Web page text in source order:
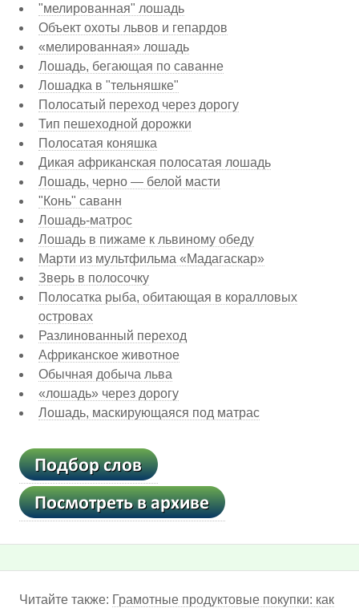
"мелированная" лошадь
Объект охоты львов и гепардов
«мелированная» лошадь
Лошадь, бегающая по саванне
Лошадка в "тельняшке"
Полосатый переход через дорогу
Тип пешеходной дорожки
Полосатая коняшка
Дикая африканская полосатая лошадь
Лошадь, черно — белой масти
"Конь" саванн
Лошадь-матрос
Лошадь в пижаме к львиному обеду
Марти из мультфильма «Мадагаскар»
Зверь в полосочку
Полосатка рыба, обитающая в коралловых
островах
Разлинованный переход
Африканское животное
Обычная добыча льва
«лошадь» через дорогу
Лошадь, маскирующаяся под матрас
Читайте также: Грамотные продуктовые покупки: как